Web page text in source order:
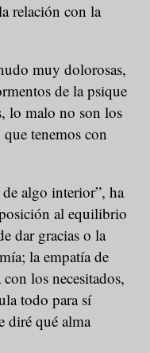
relación con la
muy dolorosas,
de la psique
lo malo no son los
tenemos con
algo interior”, ha
al equilibrio
dar gracias o la
la empatía de
los necesitados,
todo para sí
diré qué alma